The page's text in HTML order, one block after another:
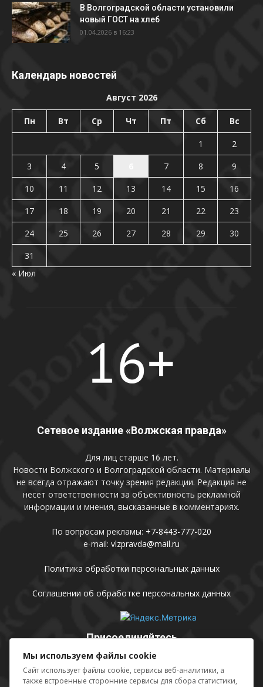
В Волгоградской области установили
новый ГОСТ на хлеб
01.04.2026 в 16:23
Календарь новостей
Август 2026
Пн Вт Ср Чт Пт Сб Вс
1
2
3
4 5 7 8
9
10
11 12 13 14 15
16
17
18 19 20 21 22
23
24
25 26 27 28 29
30
31
« Июл
Сетевое издание «Волжская правда»
Для лиц старше 16 лет.
Новости Волжского и Волгоградской области. Материалы
не всегда отражают точку зрения редакции. Редакция не
несет ответственности за объективность рекламной
информации и мнения, высказанные в комментариях.
По вопросам рекламы: +7-8443-777-020
e-mail: vlzpravda@mail.ru
Политика обработки персональных данных
Соглашении об обработке персональных данных
Присоединяйтесь
Мы используем файлы cookie
Сайт использует файлы cookie, сервисы веб-аналитики, а
также встроенные сторонние сервисы для сбора статистики,